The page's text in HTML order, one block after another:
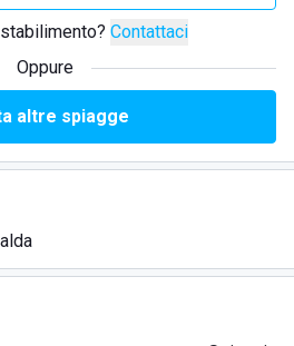
Contattaci
Oppure
altre spiagge